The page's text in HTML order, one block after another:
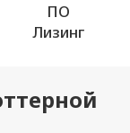
ПО
Лизинг